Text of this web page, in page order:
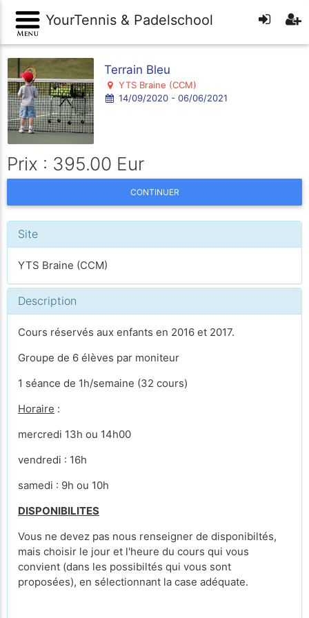
YourTennis & Padelschool
Terrain Bleu
YTS Braine (CCM)
14/09/2020 - 06/06/2021
Prix : 395.00 Eur
CONTINUER
Site
YTS Braine (CCM)
Description
Cours réservés aux enfants en 2016 et 2017.
Groupe de 6 élèves par moniteur
1 séance de 1h/semaine (32 cours)
Horaire :
mercredi 13h ou 14h00
vendredi : 16h
samedi : 9h ou 10h
DISPONIBILITES
Vous ne devez pas nous renseigner de disponibiltés,
mais choisir le jour et l'heure du cours qui vous
convient (dans les possibiltés qui vous sont
proposées), en sélectionnant la case adéquate.